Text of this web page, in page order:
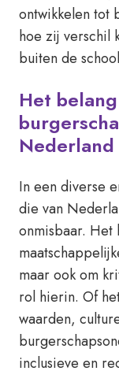
ontwikkelen tot
hoe zij verschil
buiten de
Het
Nederland
In een diverse
die van
onmisbaar.
maar ook om
rol hierin. Of
waarden,
inclusieve en